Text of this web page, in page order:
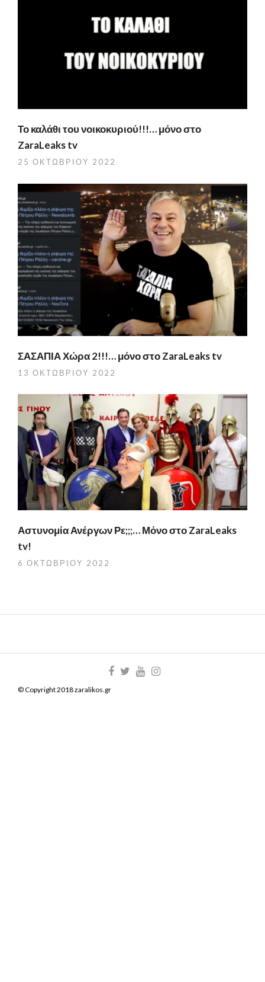
Το καλάθι του νοικοκυριού!!!… μόνο στο
ZaraLeaks tv
25 ΟΚΤΩΒΡΊΟΥ 2022
ΣΑΣΑΠΙΑ Χώρα 2!!!… μόνο στο ZaraLeaks tv
13 ΟΚΤΩΒΡΊΟΥ 2022
Αστυνομία Ανέργων Ρε;;;… Μόνο στο ZaraLeaks
tv!
6 ΟΚΤΩΒΡΊΟΥ 2022
© Copyright 2018 zaralikos.gr